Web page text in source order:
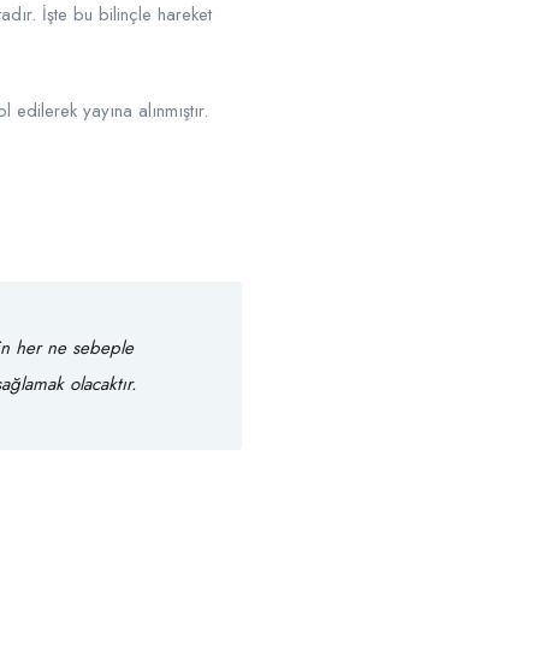
İşte bu bilinçle hareket
yayına alınmıştır.
her ne sebeple
olacaktır.